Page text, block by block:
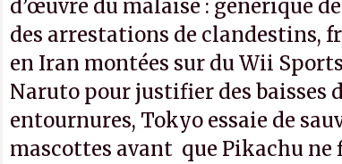
d’œuvre du malaise : générique
des arrestations de clandestins,
en Iran montées sur du Wii
Naruto pour justifier des baisses
entournures, Tokyo essaie de
mascottes avant que Pikachu ne